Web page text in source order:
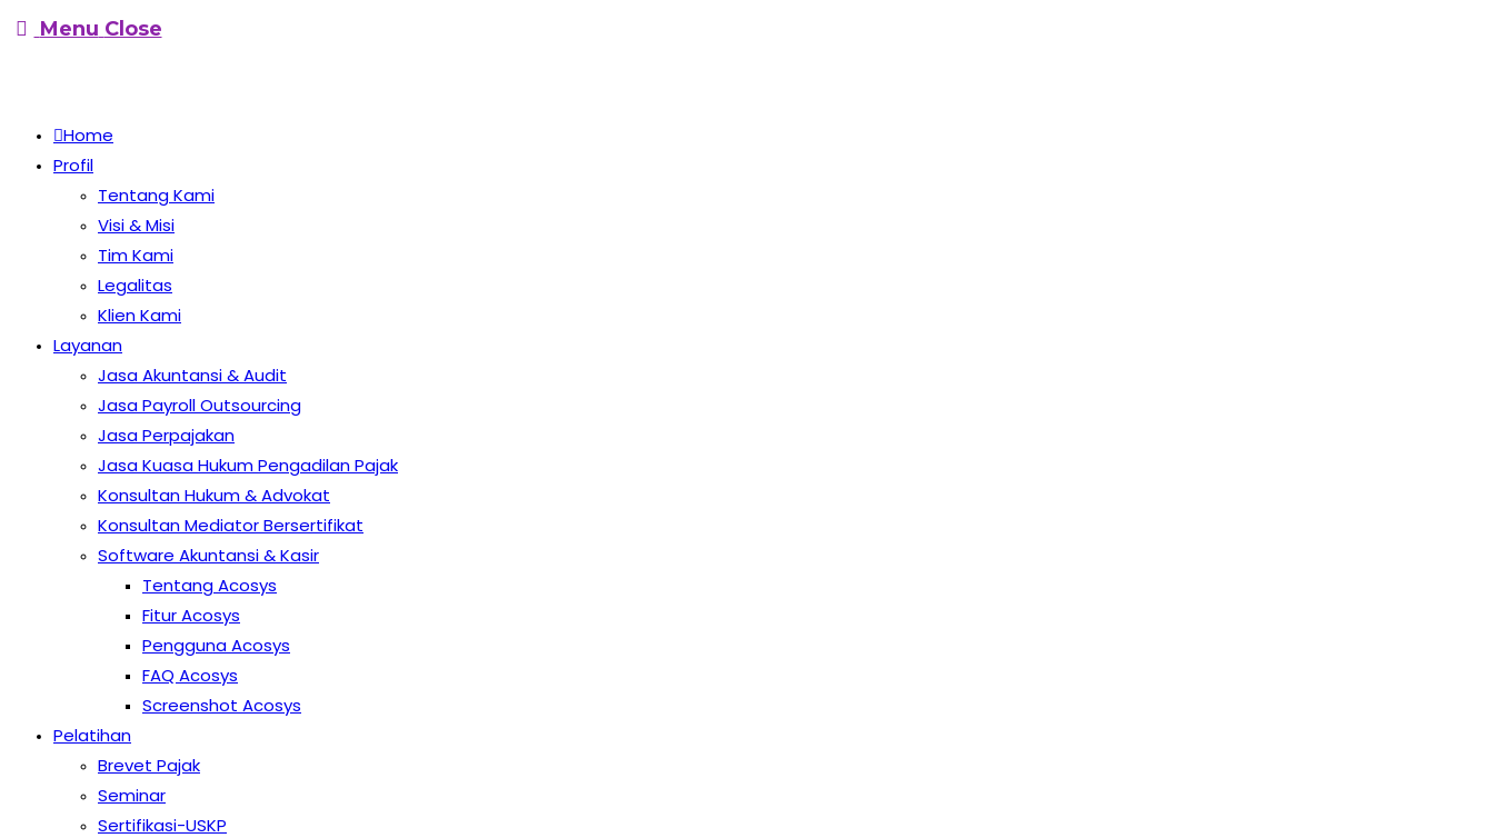
Menu Close
Home
Profil
Tentang Kami
Visi & Misi
Tim Kami
Legalitas
Klien Kami
Layanan
Jasa Akuntansi & Audit
Jasa Payroll Outsourcing
Jasa Perpajakan
Jasa Kuasa Hukum Pengadilan Pajak
Konsultan Hukum & Advokat
Konsultan Mediator Bersertifikat
Software Akuntansi & Kasir
Tentang Acosys
Fitur Acosys
Pengguna Acosys
FAQ Acosys
Screenshot Acosys
Pelatihan
Brevet Pajak
Seminar
Sertifikasi-USKP